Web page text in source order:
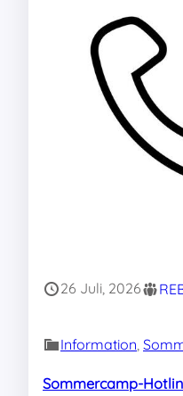
26 Juli, 2026
Information
Sommercamp-